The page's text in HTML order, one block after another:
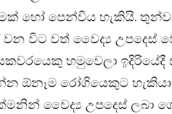
හෝ පෙන්විය හැකියි.
වන විට වත් වෛද්‍ය උපදෙස්
හමුවෙලා ඉදිරියේදී
ඕනෑම රෝගියෙකුට
වෛද්‍ය උපදෙස් ලබා